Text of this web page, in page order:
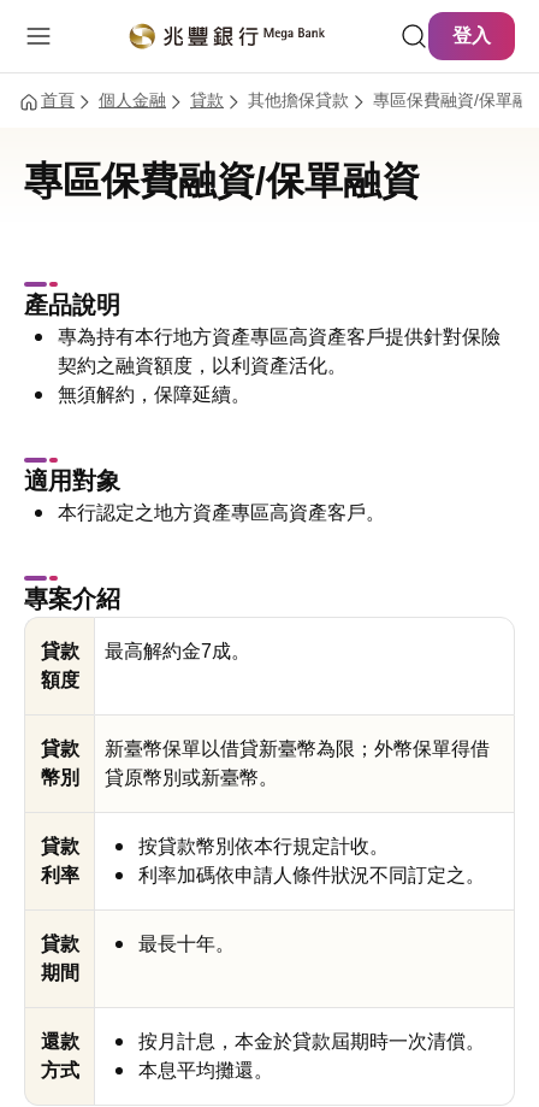
登入
首頁 個人金融 貸款 其他擔保貸款 專區保費融資/保單融
專區保費融資/保單融資
產品說明
專為持有本行地方資產專區高資產客戶提供針對保險
契約之融資額度，以利資產活化。
無須解約，保障延續。
適用對象
本行認定之地方資產專區高資產客戶。
專案介紹
貸款
額度
最高解約金7成。
貸款
幣別
新臺幣保單以借貸新臺幣為限；外幣保單得借
貸原幣別或新臺幣。
貸款
利率
按貸款幣別依本行規定計收。
利率加碼依申請人條件狀況不同訂定之。
貸款
期間
最長十年。
還款
方式
按月計息，本金於貸款屆期時一次清償。
本息平均攤還。